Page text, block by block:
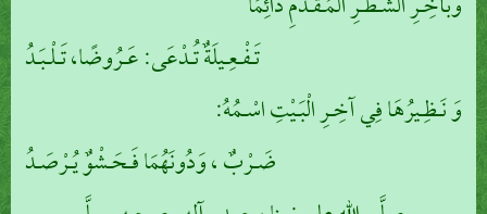
تَـفْـعِـيلَةٌ تُـدْعَى: عَـرُوضًا، تَـلْـبَـدُ
وَ نَـظِـيرُهَا فِي آخِـرِ الْبَـيْتِ اسْـمُهُ:
ضَـرْبٌ ، وَدُونَهُمَا فَـحَـشْوٌ يُـرْصَـدُ